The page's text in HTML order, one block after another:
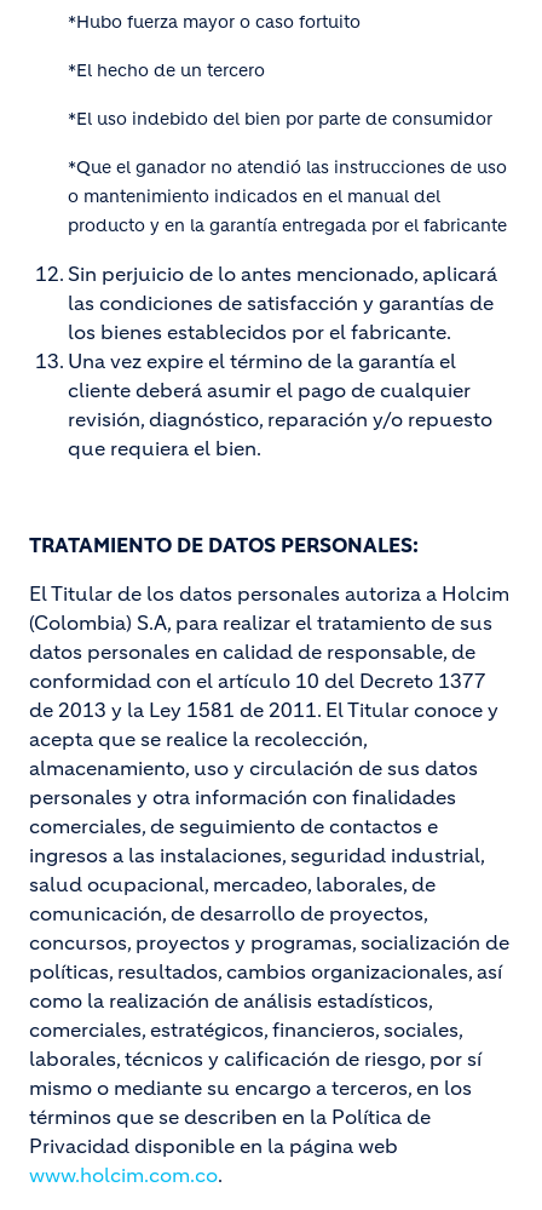
*Hubo fuerza mayor o caso fortuito
*El hecho de un tercero
*El uso indebido del bien por parte de consumidor
*Que el ganador no atendió las instrucciones de uso
o mantenimiento indicados en el manual del
producto y en la garantía entregada por el fabricante
Sin perjuicio de lo antes mencionado, aplicará
las condiciones de satisfacción y garantías de
los bienes establecidos por el fabricante.
Una vez expire el término de la garantía el
cliente deberá asumir el pago de cualquier
revisión, diagnóstico, reparación y/o repuesto
que requiera el bien.
TRATAMIENTO DE DATOS PERSONALES:
El Titular de los datos personales autoriza a Holcim
(Colombia) S.A, para realizar el tratamiento de sus
datos personales en calidad de responsable, de
conformidad con el artículo 10 del Decreto 1377
de 2013 y la Ley 1581 de 2011. El Titular conoce y
acepta que se realice la recolección,
almacenamiento, uso y circulación de sus datos
personales y otra información con finalidades
comerciales, de seguimiento de contactos e
ingresos a las instalaciones, seguridad industrial,
salud ocupacional, mercadeo, laborales, de
comunicación, de desarrollo de proyectos,
concursos, proyectos y programas, socialización de
políticas, resultados, cambios organizacionales, así
como la realización de análisis estadísticos,
comerciales, estratégicos, financieros, sociales,
laborales, técnicos y calificación de riesgo, por sí
mismo o mediante su encargo a terceros, en los
términos que se describen en la Política de
Privacidad disponible en la página web
www.holcim.com.co.